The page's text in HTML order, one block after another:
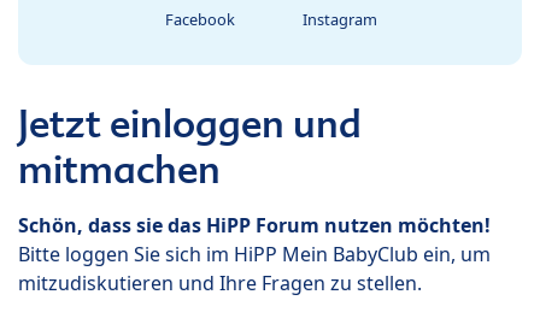
Facebook Instagram
Jetzt einloggen und
mitmachen
Schön, dass sie das HiPP Forum nutzen möchten!
Bitte loggen Sie sich im HiPP Mein BabyClub ein, um
mitzudiskutieren und Ihre Fragen zu stellen.